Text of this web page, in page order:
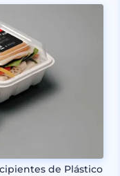
de Plástico